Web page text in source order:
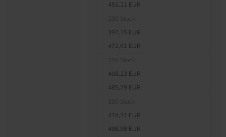
451,21 EUR
397,15 EUR
472,61 EUR
408,23 EUR
485,79 EUR
419,31 EUR
498,98 EUR